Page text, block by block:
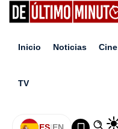
Inicio Noticias Cine
TV